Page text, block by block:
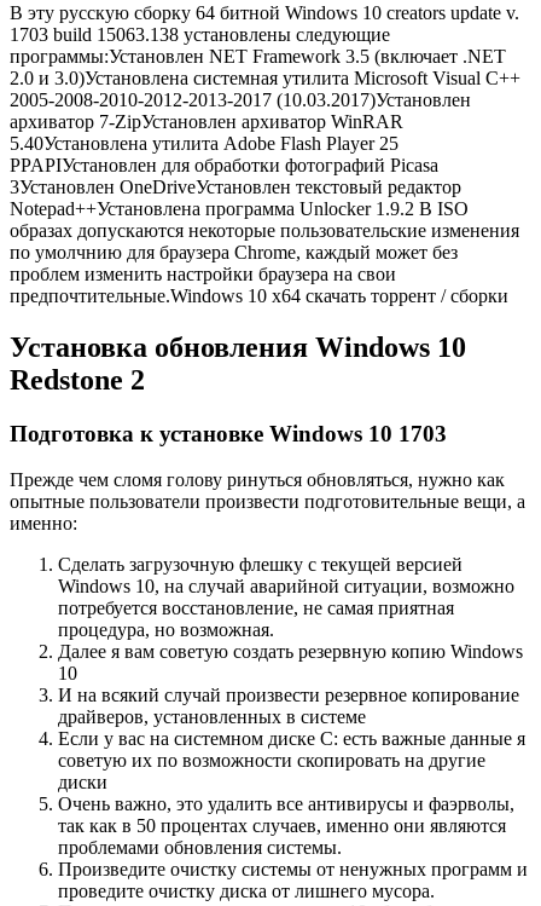
В эту русскую сборку 64 битной Windows 10 creators update v.
1703 build 15063.138 установлены следующие
программы:Установлен NET Framework 3.5 (включает .NET
2.0 и 3.0)Установлена системная утилита Microsoft Visual C++
2005-2008-2010-2012-2013-2017 (10.03.2017)Установлен
архиватор 7-ZipУстановлен архиватор WinRAR
5.40Установлена утилита Adobe Flash Player 25
PPAPIУстановлен для обработки фотографий Picasa
3Установлен OneDriveУстановлен текстовый редактор
Notepad++Установлена программа Unlocker 1.9.2 В ISO
образах допускаются некоторые пользовательские изменения
по умолчнию для браузера Chrome, каждый может без
проблем изменить настройки браузера на свои
предпочтительные.Windows 10 x64 скачать торрент / сборки
Установка обновления Windows 10
Redstone 2
Подготовка к установке Windows 10 1703
Прежде чем сломя голову ринуться обновляться, нужно как
опытные пользователи произвести подготовительные вещи, а
именно:
Сделать загрузочную флешку с текущей версией
Windows 10, на случай аварийной ситуации, возможно
потребуется восстановление, не самая приятная
процедура, но возможная.
Далее я вам советую создать резервную копию Windows
10
И на всякий случай произвести резервное копирование
драйверов, установленных в системе
Если у вас на системном диске C: есть важные данные я
советую их по возможности скопировать на другие
диски
Очень важно, это удалить все антивирусы и фаэрволы,
так как в 50 процентах случаев, именно они являются
проблемами обновления системы.
Произведите очистку системы от ненужных программ и
проведите очистку диска от лишнего мусора.